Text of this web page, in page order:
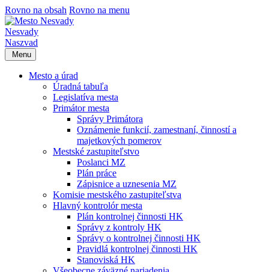
Rovno na obsah Rovno na menu
Nesvady
Naszvad
Menu
Mesto a úrad
Úradná tabuľa
Legislatíva mesta
Primátor mesta
Správy Primátora
Oznámenie funkcií, zamestnaní, činností a
majetkových pomerov
Mestské zastupiteľstvo
Poslanci MZ
Plán práce
Zápisnice a uznesenia MZ
Komisie mestského zastupiteľstva
Hlavný kontrolór mesta
Plán kontrolnej činnosti HK
Správy z kontroly HK
Správy o kontrolnej činnosti HK
Pravidlá kontrolnej činnosti HK
Stanoviská HK